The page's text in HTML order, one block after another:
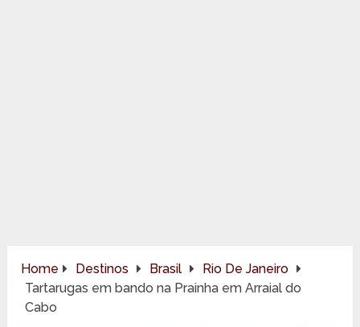
Home Destinos Brasil
Rio De Janeiro
Tartarugas em bando na Prainha em Arraial do
Cabo